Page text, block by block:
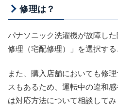
修理は？
パナソニック洗濯機が故障し
修理（宅配修理）」を選択する
また、購入店舗においても修
スもあるため、運転中の違和
は対応方法について相談してみ